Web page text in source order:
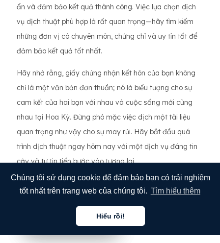
Chúng tôi sử dụng cookie để đảm bảo bạn có trải nghiệm
tốt nhất trên trang web của chúng tôi. Tìm hiểu thêm
Hiểu rồi!
ẩn và đảm bảo kết quả thành công. Việc lựa chọn dịch
vụ dịch thuật phù hợp là rất quan trọng—hãy tìm kiếm
những đơn vị có chuyên môn, chứng chỉ và uy tín tốt để
đảm bảo kết quả tốt nhất.
Hãy nhớ rằng, giấy chứng nhận kết hôn của bạn không
chỉ là một văn bản đơn thuần; nó là biểu tượng cho sự
cam kết của hai bạn với nhau và cuộc sống mới cùng
nhau tại Hoa Kỳ. Đừng phó mặc việc dịch một tài liệu
quan trọng như vậy cho sự may rủi. Hãy bắt đầu quá
trình dịch thuật ngay hôm nay với một dịch vụ đáng tin
cậy và tự tin tiến bước vào tương lai.
Bằng cách dành thời gian để thực hiện đúng quy trình
này, bạn có thể tập trung vào những điều thực sự quan
trọng—xây dựng cuộc sống mới cùng nhau tại Hoa Kỳ.
Chúc bạn may mắn trên hành trình của mình!
Tiếng việt
Tiếng việt
Tiếng việt